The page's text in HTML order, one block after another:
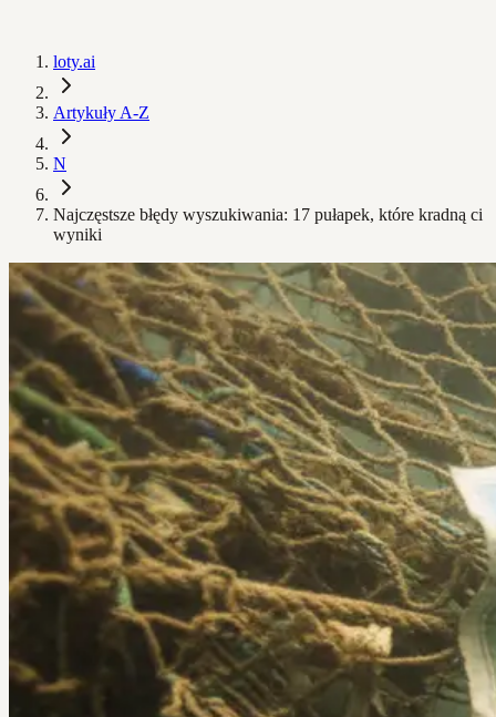
loty.ai
Artykuły A-Z
N
Najczęstsze błędy wyszukiwania: 17 pułapek, które kradną ci
wyniki